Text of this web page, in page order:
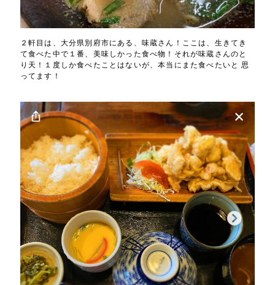
２軒目は、大分県別府市にある、味蔵さん！ここは、生きてき
て食べた中で１番、美味しかった食べ物！それが味蔵さんのと
り天！１度しか食べたことはないが、本当にまた食べたいと 思
ってます！